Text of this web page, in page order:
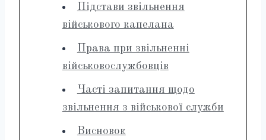
Підстави звільнення
військового капелана
Права при звільненні
військовослужбовців
Часті запитання щодо
звільнення з військової служби
Висновок